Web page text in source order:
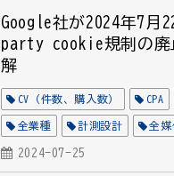
Google社が2024年7月
party cookie規制の廃
解
CV（件数、購入数） CPA
全業種 計測設計 全媒
2024-07-25